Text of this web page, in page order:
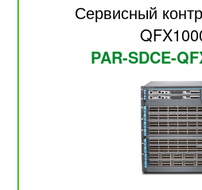
Сервисный
PAR-SDCE-